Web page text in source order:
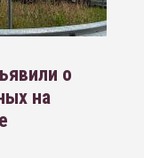
о
на